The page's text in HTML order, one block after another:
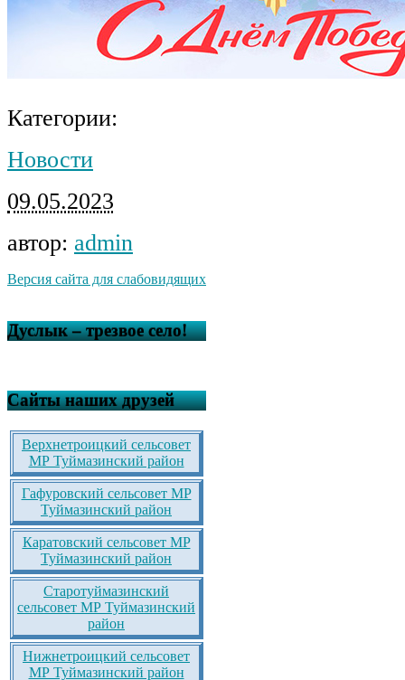
Категории:
Новости
09.05.2023
автор: admin
Версия сайта для слабовидящих
Дуслык – трезвое село!
Сайты наших друзей
Верхнетроицкий сельсовет
МР Туймазинский район
Гафуровский сельсовет МР
Туймазинский район
Каратовский сельсовет МР
Туймазинский район
Старотуймазинский
сельсовет МР Туймазинский
район
Нижнетроицкий сельсовет
МР Туймазинский район